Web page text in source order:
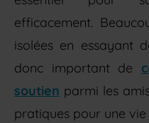
efficacement.
isolées en essayant
donc important de
soutien parmi les
pratiques pour une vie